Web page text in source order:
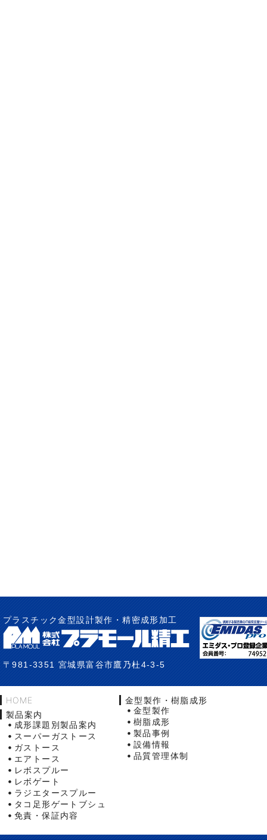
プラスチック金型設計製作・精密成形加工
〒981-3351 宮城県富谷市鷹乃杜4-3-5
HOME
製品案内
成形課題別製品案内
スーパーガストース
ガストース
エアトース
レボスプルー
レボゲート
ラジエタースプルー
タコ足形ゲートブシュ
免責・保証内容
金型製作・樹脂成形
金型製作
樹脂成形
製品事例
設備情報
品質管理体制